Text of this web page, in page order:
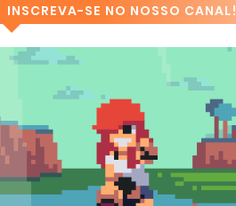
INSCREVA-SE NO NOSSO CANAL!